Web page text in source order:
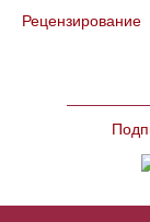
Рецензирование